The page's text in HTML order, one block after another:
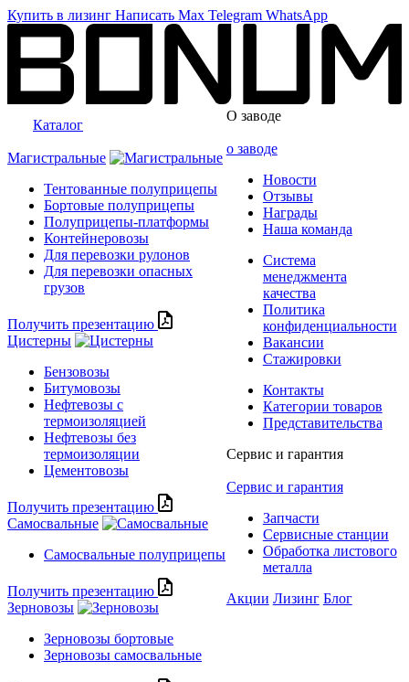
Купить в лизинг Написать Max Telegram WhatsApp
Каталог
Магистральные
Тентованные полуприцепы
Бортовые полуприцепы
Полуприцепы-платформы
Контейнеровозы
Для перевозки рулонов
Для перевозки опасных
грузов
Получить презентацию
Цистерны
Бензовозы
Битумовозы
Нефтевозы с
термоизоляцией
Нефтевозы без
термоизоляции
Цементовозы
Получить презентацию
Самосвальные
Самосвальные полуприцепы
Получить презентацию
Зерновозы
Зерновозы бортовые
Зерновозы самосвальные
О заводе
о заводе
Новости
Отзывы
Награды
Наша команда
Система
менеджмента
качества
Политика
конфиденциальности
Вакансии
Стажировки
Контакты
Категории товаров
Представительства
Сервис и гарантия
Сервис и гарантия
Запчасти
Сервисные станции
Обработка листового
металла
Акции Лизинг Блог